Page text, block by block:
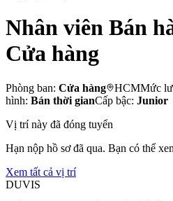
Nhân viên Bán
Cửa hàng
Phòng ban: Cửa hàng HCMMức
hình: Bán thời gianCấp bậc: Junior
Vị trí này đã đóng tuyển
Hạn nộp hồ sơ đã qua. Bạn có thể
Xem tất cả vị trí
DUVIS